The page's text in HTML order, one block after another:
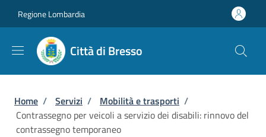
Regione Lombardia
Città di Bresso
Briciole di pane
Home / Servizi / Mobilità e trasporti /
Contrassegno per veicoli a servizio dei disabili: rinnovo del
contrassegno temporaneo